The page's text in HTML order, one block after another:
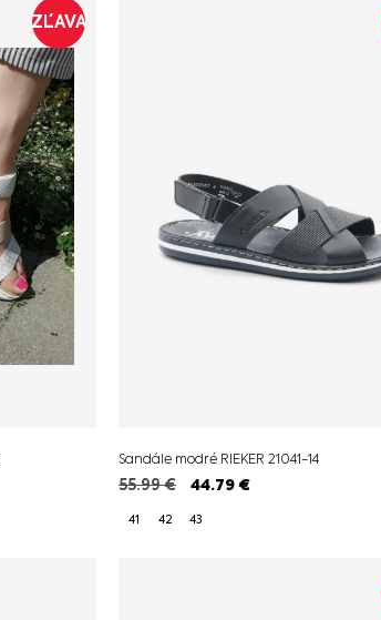
ZĽAVA
Sandále modré RIEKER 21041-14
55.99€ 44.79€
41 42 43